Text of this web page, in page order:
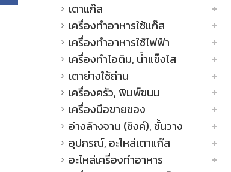
เตาแก๊ส
เครื่องทำอาหารใช้แก๊ส
เครื่องทำอาหารใช้ไฟฟ้า
เครื่องทำไอติม, น้ำแข็งไส
เตาย่างใช้ถ่าน
เครื่องครัว, พิมพ์ขนม
เครื่องมือขายของ
อ่างล้างจาน (ซิงค์), ชั้นวาง
อุปกรณ์, อะไหล่เตาแก๊ส
อะไหล่เครื่องทำอาหาร